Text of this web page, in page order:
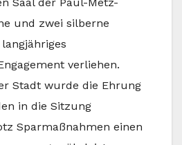
Saal der Paul-Metz-
und zwei silberne
verliehen.
Stadt wurde die Ehrung
in die Sitzung
Sparmaßnahmen einen